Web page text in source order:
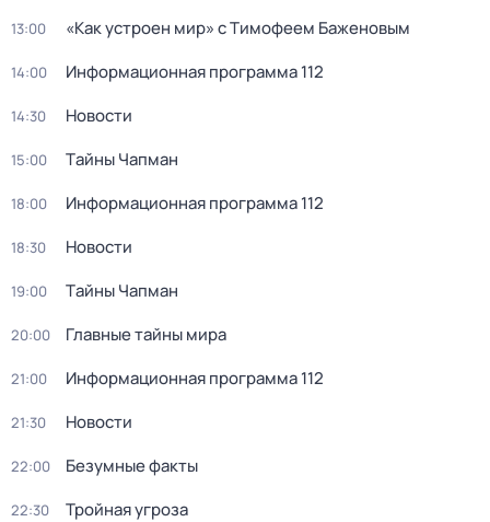
13:00 «Как устроен мир» с Тимофеем Баженовым
14:00 Информационная программа 112
14:30 Новости
15:00 Тaйны Чапман
18:00 Информационная программа 112
18:30 Новости
19:00 Тaйны Чапман
20:00 Главные тайны мира
21:00 Информационная программа 112
21:30 Новости
22:00 Бeзумные фaкты
22:30 Тройная угроза